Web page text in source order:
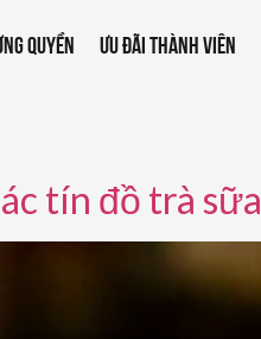
QUYỀN ƯU ĐÃI THÀNH VIÊN
tín đồ trà sữa